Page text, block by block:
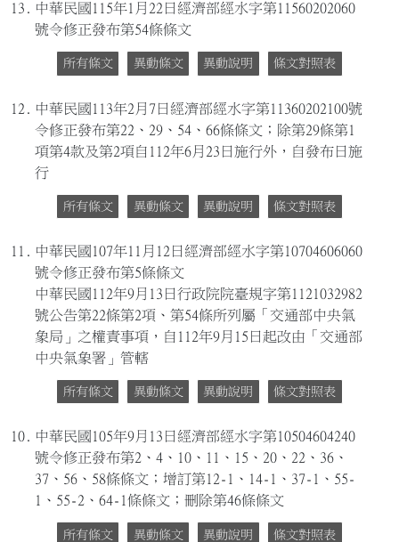
13. 中華民國115年1月22日經濟部經水字第11560202060
號令修正發布第54條條文
所有條文 異動條文 異動說明 條文對照表
12.
中華民國113年2月7日經濟部經水字第11360202100號
令修正發布第22、29、54、66條條文；除第29條第1
項第4款及第2項自112年6月23日施行外，自發布日施
行
所有條文 異動條文 異動說明 條文對照表
11.
中華民國107年11月12日經濟部經水字第10704606060
號令修正發布第5條條文
中華民國112年9月13日行政院院臺規字第1121032982
號公告第22條第2項、第54條所列屬「交通部中央氣
象局」之權責事項，自112年9月15日起改由「交通部
中央氣象署」管轄
所有條文 異動條文 異動說明 條文對照表
10. 中華民國105年9月13日經濟部經水字第10504604240
號令修正發布第2、4、10、11、15、20、22、36、
37、56、58條條文；增訂第12-1、14-1、37-1、55-
1、55-2、64-1條條文；刪除第46條條文
所有條文 異動條文 異動說明 條文對照表